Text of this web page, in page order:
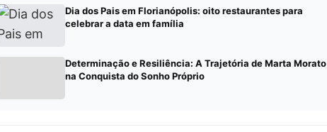
Dia dos Pais em Florianópolis: oito restaurantes para
celebrar a data em família
Determinação e Resiliência: A Trajetória de Marta Morato
na Conquista do Sonho Próprio